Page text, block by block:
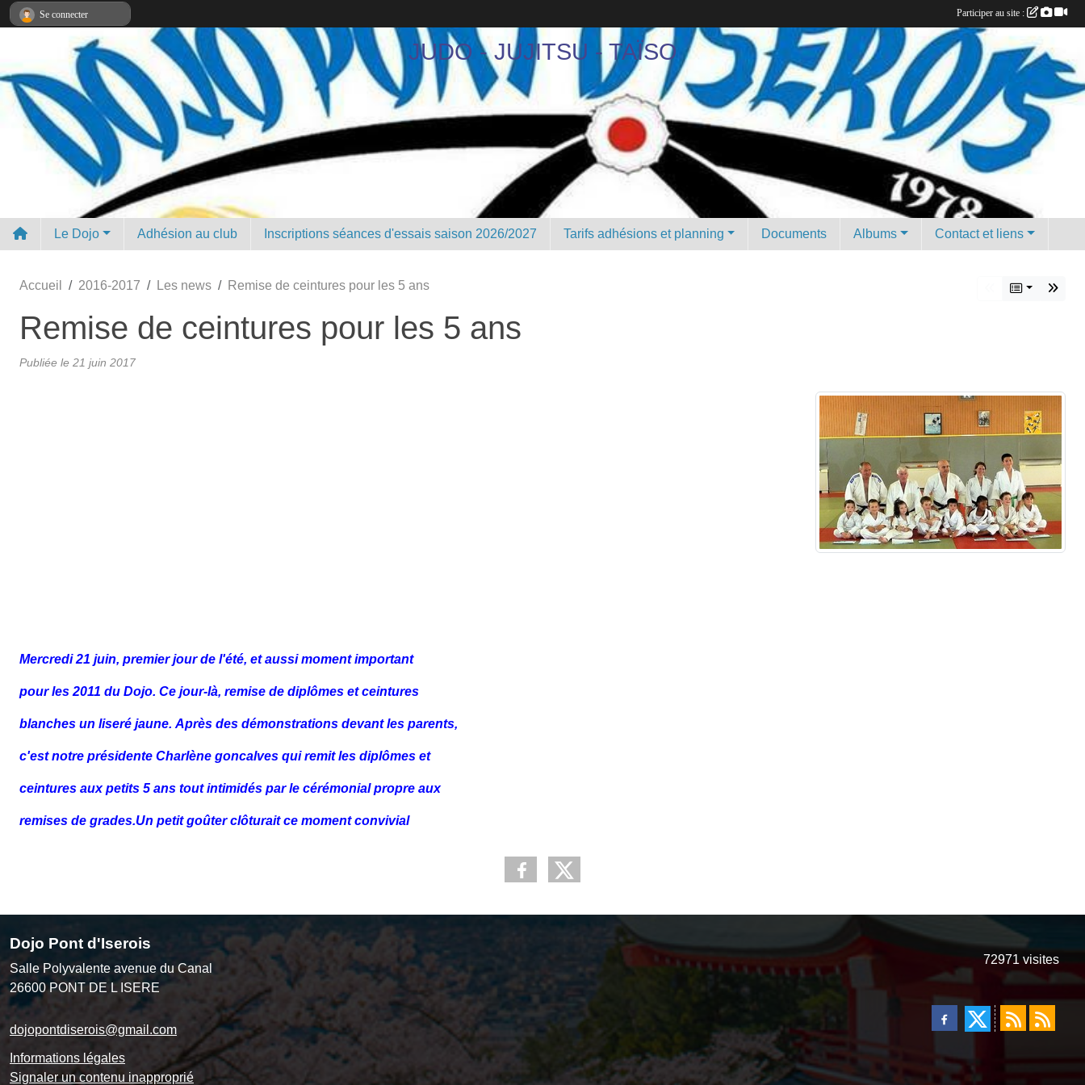
JUDO - JUJITSU - TAÏSO
Le Dojo Adhésion au club Inscriptions séances d'essais saison 2026/2027 Tarifs adhésions et planning Documents Albums Contact et liens
Accueil 2016-2017 Les news Remise de ceintures pour les 5 ans
Remise de ceintures pour les 5 ans
Publiée le 21 juin 2017
Mercredi 21 juin, premier jour de l'été, et aussi moment important
pourles 2011 du Dojo. Ce jour-là, remise de diplômes et ceintures
blanches un liseré jaune. Après des démonstrations devant les parents,
c'est notre présidente Charlène goncalves qui remit les diplômes et
ceintures aux petits 5 ans tout intimidés par le cérémonial propre aux
remises de grades.Un petit goûter clôturait ce moment convivial
Dojo Pont d'Iserois
Salle Polyvalente avenue du Canal
26600 PONT DE L ISERE
dojopontdiserois@gmail.com
Informations légales
Signaler un contenu inapproprié
72971 visites
Se connecter Participer au site :
Panneau de gestion des cookies